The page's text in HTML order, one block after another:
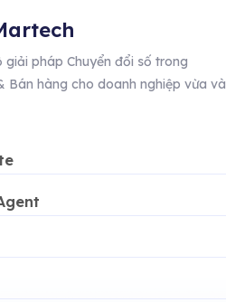
giải pháp Chuyển đổi số trong
Bán hàng cho doanh nghiệp vừa và